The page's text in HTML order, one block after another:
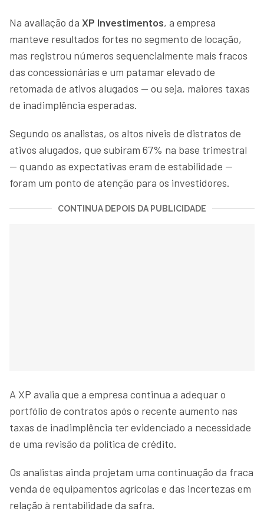
Na avaliação da XP Investimentos, a empresa
manteve resultados fortes no segmento de locação,
mas registrou números sequencialmente mais fracos
das concessionárias e um patamar elevado de
retomada de ativos alugados — ou seja, maiores taxas
de inadimplência esperadas.
Segundo os analistas, os altos níveis de distratos de
ativos alugados, que subiram 67% na base trimestral
— quando as expectativas eram de estabilidade —
foram um ponto de atenção para os investidores.
CONTINUA DEPOIS DA PUBLICIDADE
A XP avalia que a empresa continua a adequar o
portfólio de contratos após o recente aumento nas
taxas de inadimplência ter evidenciado a necessidade
de uma revisão da política de crédito.
Os analistas ainda projetam uma continuação da fraca
venda de equipamentos agrícolas e das incertezas em
relação à rentabilidade da safra.